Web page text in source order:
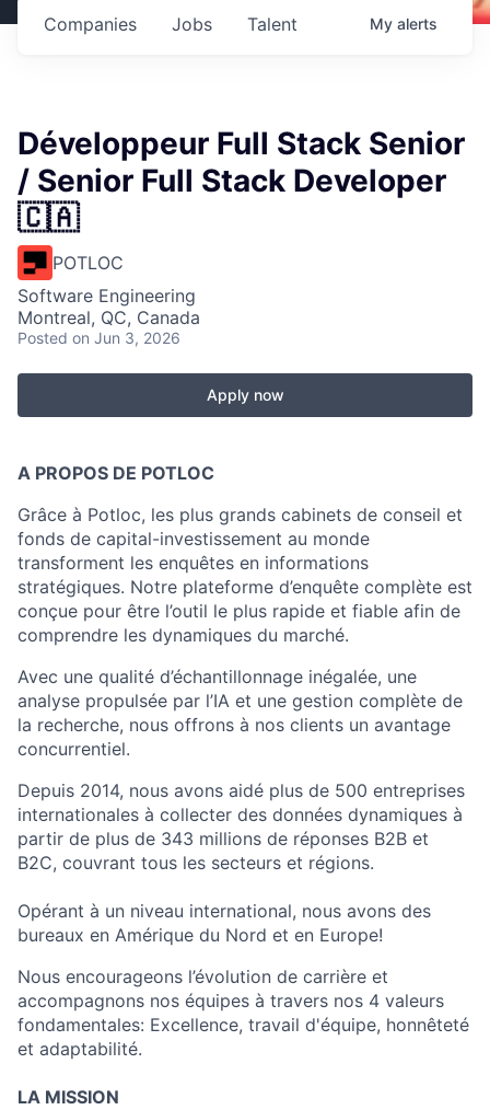
Jobs
Companies Talent My alerts
Développeur Full Stack Senior
/ Senior Full Stack Developer
🇨🇦
POTLOC
Software Engineering
Montreal, QC, Canada
Posted on Jun 3, 2026
Apply now
A PROPOS DE POTLOC
Grâce à Potloc, les plus grands cabinets de conseil et
fonds de capital-investissement au monde
transforment les enquêtes en informations
stratégiques. Notre plateforme d’enquête complète est
conçue pour être l’outil le plus rapide et fiable afin de
comprendre les dynamiques du marché.
Avec une qualité d’échantillonnage inégalée, une
analyse propulsée par l’IA et une gestion complète de
la recherche, nous offrons à nos clients un avantage
concurrentiel.
Depuis 2014, nous avons aidé plus de 500 entreprises
internationales à collecter des données dynamiques à
partir de plus de 343 millions de réponses B2B et
B2C, couvrant tous les secteurs et régions.
Opérant à un niveau international, nous avons des
bureaux en Amérique du Nord et en Europe!
Nous encourageons l’évolution de carrière et
accompagnons nos équipes à travers nos 4 valeurs
fondamentales: Excellence, travail d'équipe, honnêteté
et adaptabilité.
LA MISSION